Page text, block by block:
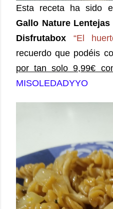
Esta receta ha sido
Gallo Nature
Disfrutabox
“El
recuerdo que podéis
por tan solo 9,99€
MISOLEDADYYO